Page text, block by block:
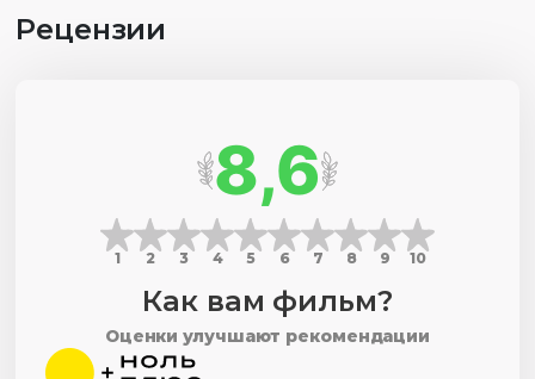
Рецензии
8,6
1 2 3 4 5 6 7 8 9 10
Как вам фильм?
Оценки улучшают рекомендации